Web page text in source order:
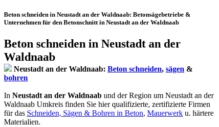
Beton schneiden in Neustadt an der Waldnaab: Betonsägebetriebe &
Unternehmen für den Betonschnitt in Neustadt an der Waldnaab
Beton schneiden in Neustadt an der
Waldnaab
Neustadt an der Waldnaab: Beton schneiden, sägen &
bohren
In Neustadt an der Waldnaab und der Region um Neustadt an der
Waldnaab Umkreis finden Sie hier qualifizierte, zertifizierte Firmen
für das Schneiden, Sägen & Bohren in Beton, Mauerwerk u. härtere
Materialien.